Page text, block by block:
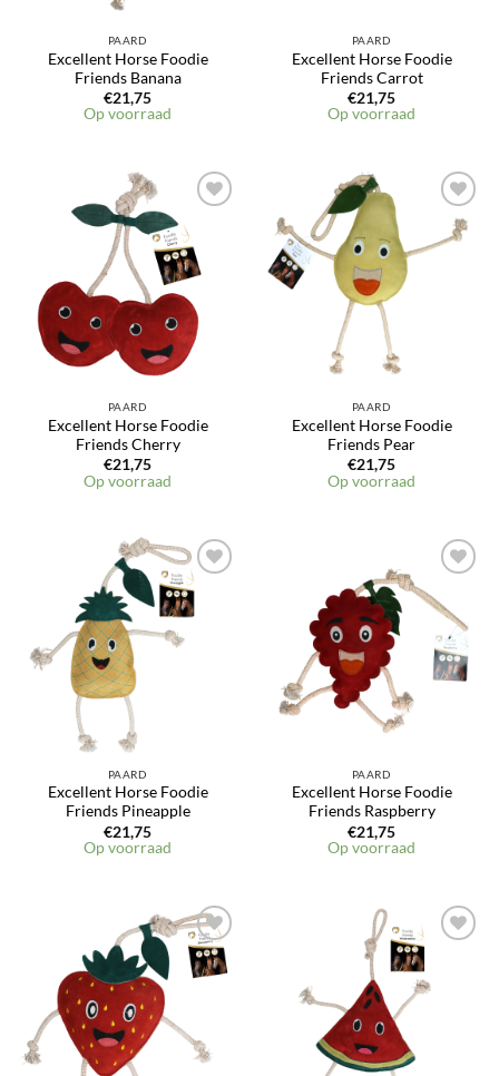
PAARD
Excellent Horse Foodie
Friends Banana
€21,75
Op voorraad
PAARD
Excellent Horse Foodie
Friends Carrot
€21,75
Op voorraad
Toevoegen
aan
verlanglijst
PAARD
Excellent Horse Foodie
Friends Cherry
€21,75
Op voorraad
Toevoegen
aan
verlanglijst
PAARD
Excellent Horse Foodie
Friends Pear
€21,75
Op voorraad
Toevoegen
aan
verlanglijst
PAARD
Excellent Horse Foodie
Friends Pineapple
€21,75
Op voorraad
Toevoegen
aan
verlanglijst
PAARD
Excellent Horse Foodie
Friends Raspberry
€21,75
Op voorraad
Toevoegen
aan
Toevoegen
verlanglijst